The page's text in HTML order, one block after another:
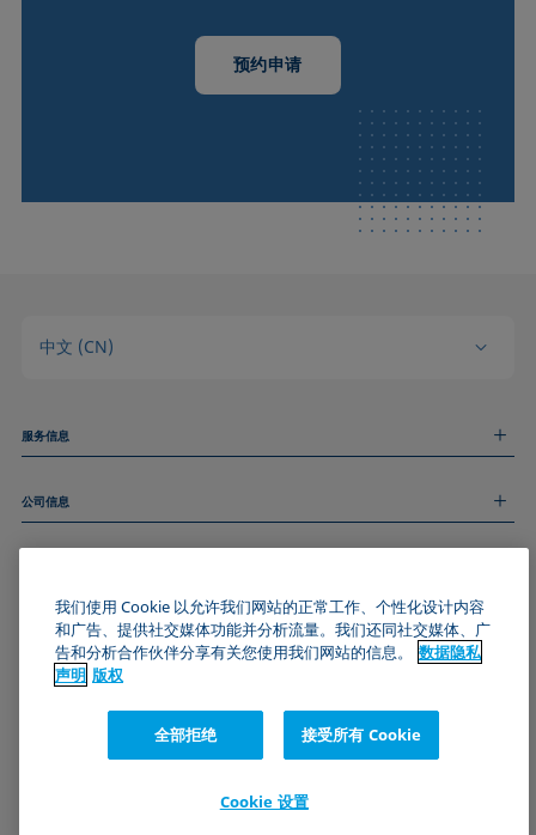
预约申请
中文 (CN)
服务信息
技术服务
和我们取得联系
公司信息
关于我们
数据隐私声明
Cookie政策
订阅我们的新闻简报
加入KRÜSS社区
我们使用 Cookie 以允许我们网站的正常工作、个性化设计内容
和广告、提供社交媒体功能并分析流量。我们还同社交媒体、广
告和分析合作伙伴分享有关您使用我们网站的信息。
数据隐私
声明 版权
全部拒绝 接受所有 Cookie
Cookie 设置